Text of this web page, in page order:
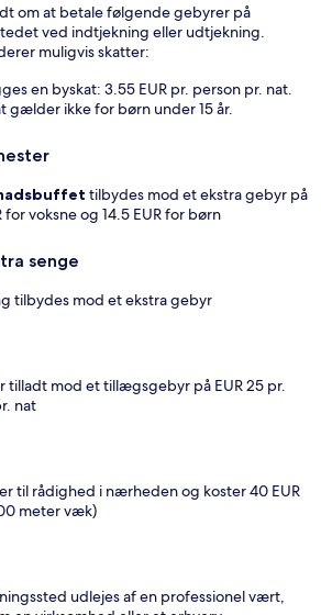
om at betale følgende gebyrer på
ved indtjekning eller udtjekning.
muligvis skatter:
en byskat: 3.55 EUR pr. person pr. nat.
gælder ikke for børn under 15 år.
tilbydes mod et ekstra gebyr på
for voksne og 14.5 EUR for børn
senge
tilbydes mod et ekstra gebyr
tilladt mod et tillægsgebyr på EUR 25 pr.
nat
til rådighed i nærheden og koster 40 EUR
meter væk)
udlejes af en professionel vært,